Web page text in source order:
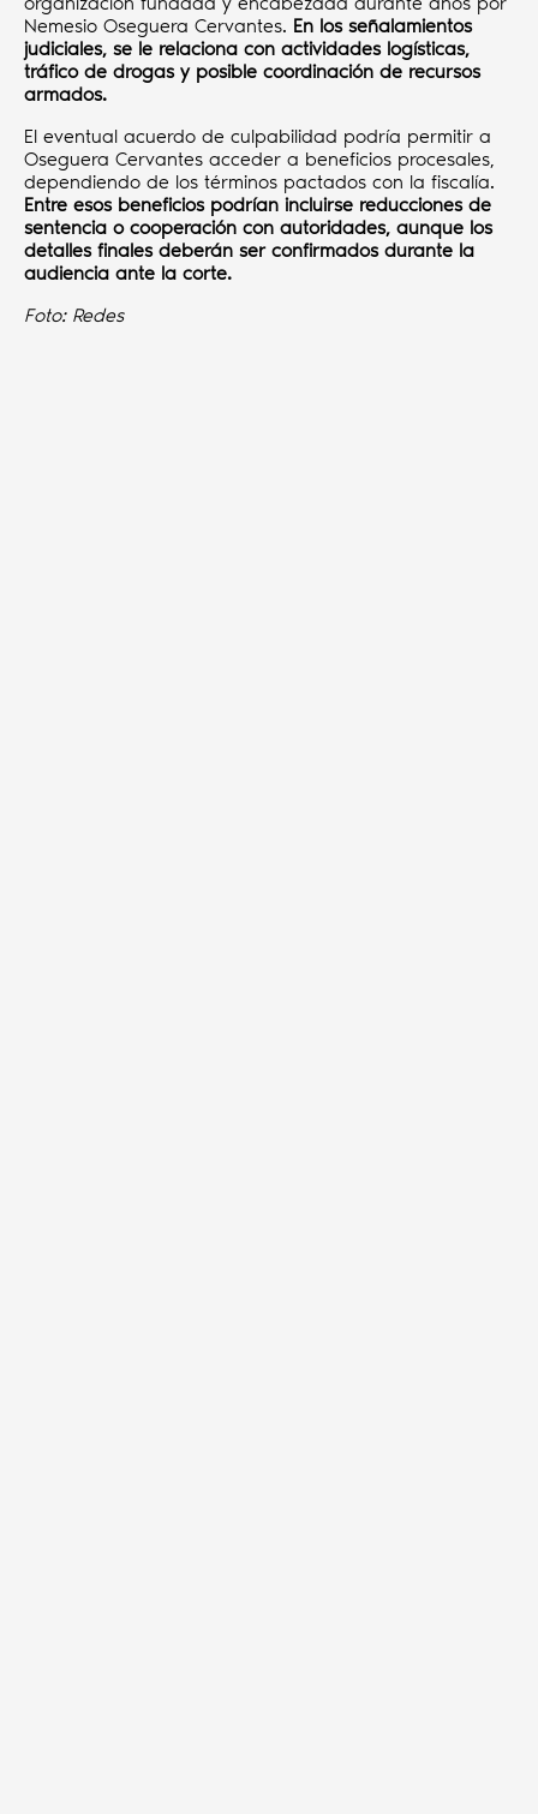
Nemesio Oseguera Cervantes. En los señalamientos
judiciales, se le relaciona con actividades logísticas,
tráfico de drogas y posible coordinación de recursos
armados.
El eventual acuerdo de culpabilidad podría permitir a
Oseguera Cervantes acceder a beneficios procesales,
dependiendo de los términos pactados con la fiscalía.
Entre esos beneficios podrían incluirse reducciones de
sentencia o cooperación con autoridades, aunque los
detalles finales deberán ser confirmados durante la
audiencia ante la corte.
Foto: Redes